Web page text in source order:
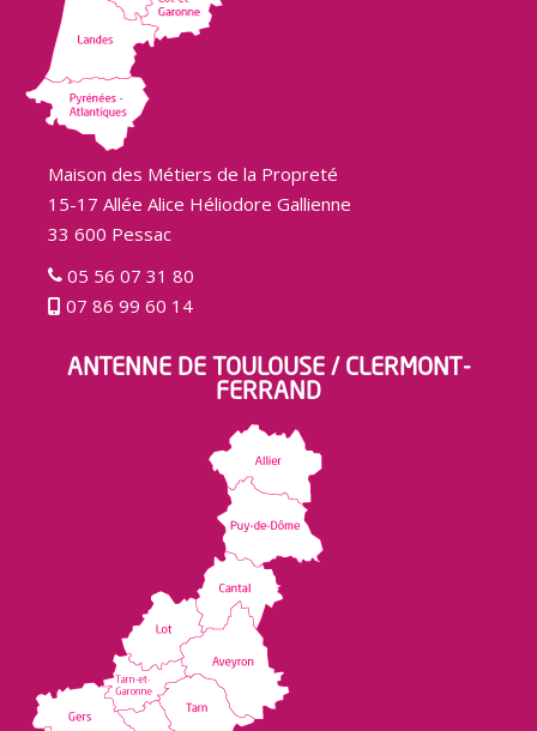
Maison des Métiers de la Propreté
15-17 Allée Alice Héliodore Gallienne
33 600 Pessac
05 56 07 31 80
07 86 99 60 14
ANTENNE DE TOULOUSE / CLERMONT-
FERRAND